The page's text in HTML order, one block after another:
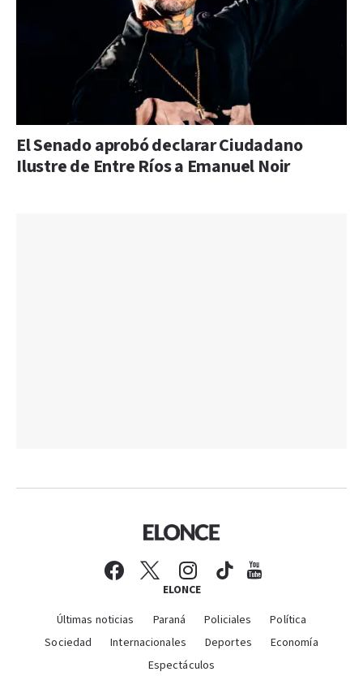
El Senado aprobó declarar Ciudadano
Ilustre de Entre Ríos a Emanuel Noir
ELONCE
Últimas noticias Paraná Policiales
Política
Sociedad
Internacionales Deportes
Economía
Espectáculos